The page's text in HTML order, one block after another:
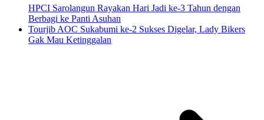
HPCI Sarolangun Rayakan Hari Jadi ke-3 Tahun dengan
Berbagi ke Panti Asuhan
Tourjib AOC Sukabumi ke-2 Sukses Digelar, Lady Bikers
Gak Mau Ketinggalan